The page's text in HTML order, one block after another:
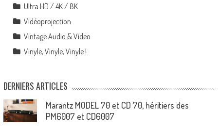
Ultra HD / 4K / 8K
Vidéoprojection
Vintage Audio & Video
Vinyle, Vinyle, Vinyle !
DERNIERS ARTICLES
Marantz MODEL 70 et CD 70, héritiers des
PM6007 et CD6007